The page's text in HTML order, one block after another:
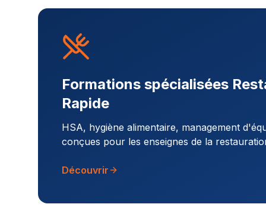
Formations spécialisées
Rapide
HSA, hygiène alimentaire, management
conçues pour les enseignes de la
Découvrir